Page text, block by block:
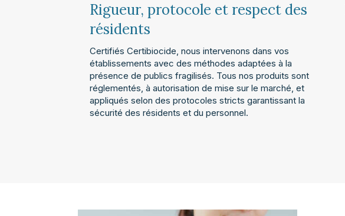
Rigueur, protocole et respect des
résidents
Certifiés Certibiocide, nous intervenons dans vos
établissements avec des méthodes adaptées à la
présence de publics fragilisés. Tous nos produits sont
réglementés, à autorisation de mise sur le marché, et
appliqués selon des protocoles stricts garantissant la
sécurité des résidents et du personnel.